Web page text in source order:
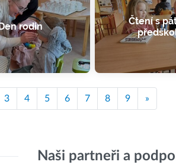
rodin
Čtení s
3 4 5 6 7 8 9 »
Naši partneři a